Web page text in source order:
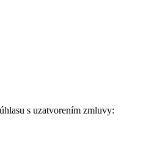
s uzatvorením zmluvy: